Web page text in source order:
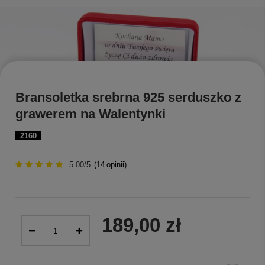
2160
Bransoletka srebrna 925 serduszko z
grawerem na Walentynki
5.00/5 (14 opinii)
189,00 zł